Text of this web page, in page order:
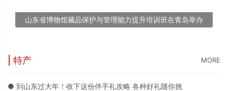
山东省博物馆藏品保护与管理能力提升培训班在青岛举办
| 特产 MORE
● 到山东过大年！收下这份伴手礼攻略 各种好礼随你挑